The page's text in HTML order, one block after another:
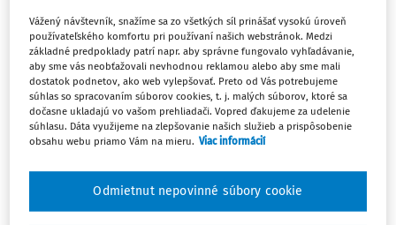
Najnovšie
Najstaršie
ČLÁNKY
Obeť trestného činu a procesný aspekt
ochrany práva na súkromie
Ústavný súd Slovenskej republiky (ďalej len "Ústavný
súd") na neverejnom zasadnutí senátu 29. októbra 2019
predbežne prerokoval sťažnosť sťažovateľky vo veci
namietaného porušenia základného práva na
Vážený návštevník, snažíme sa zo všetkých síl prinášať vysokú úroveň
používateľského komfortu pri používaní našich webstránok. Medzi
základné predpoklady patrí napr. aby správne fungovalo vyhľadávanie,
aby sme vás neobťažovali nevhodnou reklamou alebo aby sme mali
dostatok podnetov, ako web vylepšovať. Preto od Vás potrebujeme
súhlas so spracovaním súborov cookies, t. j. malých súborov, ktoré sa
dočasne ukladajú vo vašom prehliadači. Vopred ďakujeme za udelenie
súhlasu. Dáta využijeme na zlepšovanie našich služieb a prispôsobenie
obsahu webu priamo Vám na mieru. Viac informácií
Odmietnut nepovinné súbory cookie